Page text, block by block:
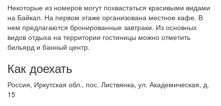
Некоторые из номеров могут похвастаться красивыми видами
на Байкал. На первом этаже организована местное кафе. В
нем предлагаются бронированные завтраки. Из основных
видов отдыха на территории гостиницы можно отметить
бильярд и банный центр.
Как доехать
Россия, Иркутская обл., пос. Листвянка, ул. Академическая, д.
15